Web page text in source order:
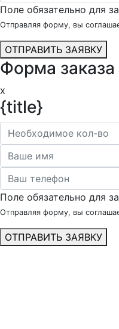
Поле обязательно для
Отправляя форму, вы
ОТПРАВИТЬ ЗАЯВКУ
Форма заказа
x
{title}
Поле обязательно для
Отправляя форму, вы
ОТПРАВИТЬ ЗАЯВКУ